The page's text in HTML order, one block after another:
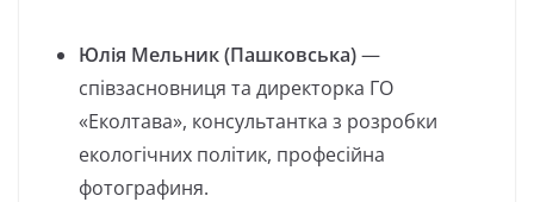
Юлія Мельник (Пашковська)—
співзасновниця та директорка ГО
«Еколтава», консультантка з розробки
екологічних політик, професійна
фотографиня.